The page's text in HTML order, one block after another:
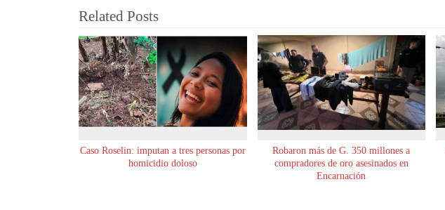
Related Posts
Caso Roselin: imputan a tres personas por
homicidio doloso
Robaron más de G. 350 millones a
compradores de oro asesinados en
Encarnación